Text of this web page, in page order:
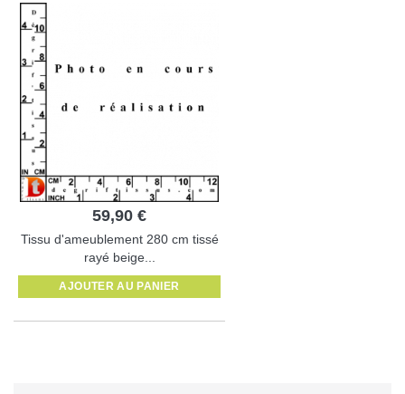
59,90 €
Tissu d'ameublement 280 cm tissé
rayé beige...
AJOUTER AU PANIER